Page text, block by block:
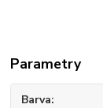
Parametry
Barva